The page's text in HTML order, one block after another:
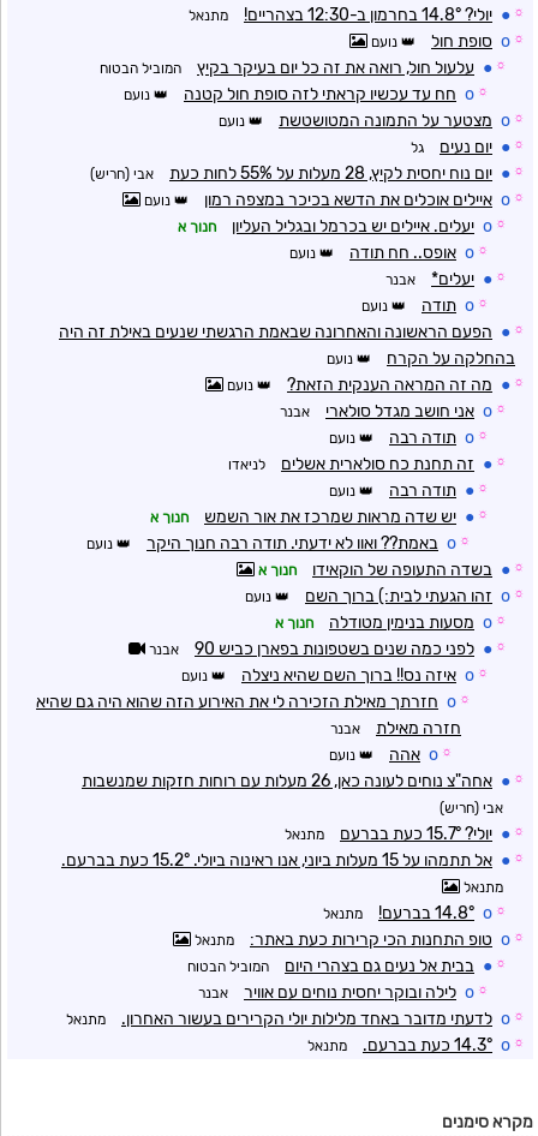
☼
● יולי? 14.8° בחרמון ב-12:30 בצהריים! מתנאל
☼
o סופת חול נועם
☼
● עלעול חול, רואה את זה כל יום בעיקר בקיץ המוביל הבטוח
☼
o חח עד עכשיו קראתי לזה סופת חול קטנה נועם
☼
o מצטער על התמונה המטושטשת נועם
☼
● יום נעים גל
☼
● יום נוח יחסית לקיץ, 28 מעלות על 55% לחות כעת אבי (חריש)
☼
o איילים אוכלים את הדשא בכיכר במצפה רמון נועם
☼
o יעלים. איילים יש בכרמל ובגליל העליון חנוך א
☼
o אופס.. חח תודה נועם
☼
● יעלים* אבנר
☼
o תודה נועם
☼
● הפעם הראשונה והאחרונה שבאמת הרגשתי שנעים באילת זה היה
בהחלקה על הקרח
נועם
☼
● מה זה המראה הענקית הזאת? נועם
☼
o אני חושב מגדל סולארי אבנר
☼
o תודה רבה נועם
☼
● זה תחנת כח סולארית אשלים לניאדו
☼
● תודה רבה נועם
☼
● יש שדה מראות שמרכז את אור השמש חנוך א
☼
o באמת?? ואוו לא ידעתי. תודה רבה חנוך היקר נועם
☼
● בשדה התעופה של הוקאידו חנוך א
☼
o זהו הגעתי לבית:) ברוך השם נועם
☼
o מסעות בנימין מטודלה חנוך א
☼
● לפני כמה שנים בשטפונות בפארן כביש 90 אבנר
☼
o איזה נס!! ברוך השם שהיא ניצלה נועם
☼
o חזרתך מאילת הזכירה לי את האירוע הזה שהוא היה גם שהיא
חזרה מאילת
אבנר
☼
o אהה נועם
☼
● אחה"צ נוחים לעונה כאן, 26 מעלות עם רוחות חזקות שמנשבות
אבי (חריש)
☼
● יולי? 15.7° כעת בברעם מתנאל
☼
● אל תתמהו על 15 מעלות ביוני, אנו ראינוה ביולי. 15.2° כעת בברעם.
מתנאל
☼
o 14.8° בברעם! מתנאל
☼
o טופ התחנות הכי קרירות כעת באתר: מתנאל
☼
● בבית אל נעים גם בצהרי היום המוביל הבטוח
☼
o לילה ובוקר יחסית נוחים עם אוויר אבנר
☼
o לדעתי מדובר באחד מלילות יולי הקרירים בעשור האחרון. מתנאל
☼
o 14.3° כעת בברעם. מתנאל
מקרא סימנים